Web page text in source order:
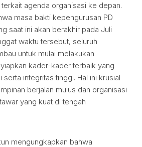
agenda organisasi ke depan.
masa bakti kepengurusan PD
saat ini akan berakhir pada Juli
waktu tersebut, seluruh
untuk mulai melakukan
kader-kader terbaik yang
integritas tinggi. Hal ini krusial
berjalan mulus dan organisasi
yang kuat di tengah
mengungkapkan bahwa